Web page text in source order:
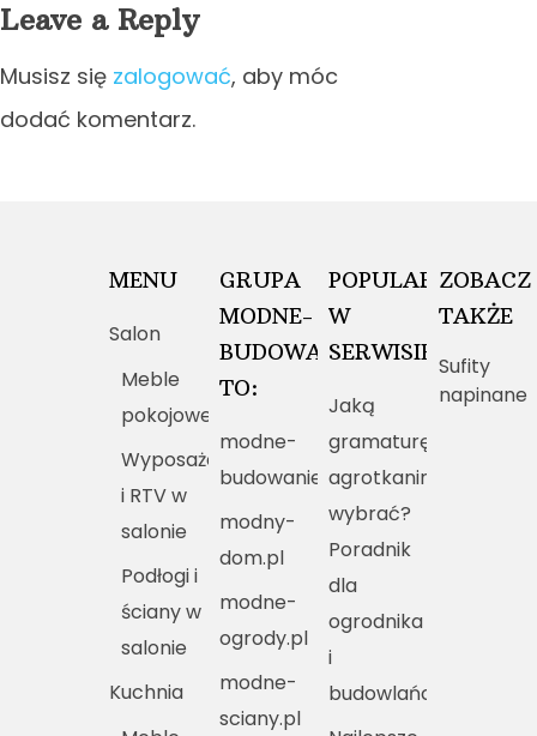
Leave a Reply
Musisz się zalogować, aby móc
dodać komentarz.
MENU
Salon
Meble
pokojowe
Wyposażenie
i RTV w
salonie
Podłogi i
ściany w
salonie
Kuchnia
GRUPA
MODNE-
BUDOWANIE.PL
TO:
modne-
budowanie.pl
modny-
dom.pl
modne-
ogrody.pl
modne-
sciany.pl
POPULARNE
W
SERWISIE
Jaką
gramaturę
agrotkaniny
wybrać?
Poradnik
dla
ogrodnika
i
budowlańca
ZOBACZ
TAKŻE
Sufity
napinane